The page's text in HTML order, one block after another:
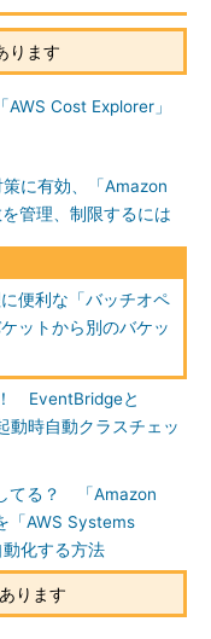
ります
Cost Explorer」
に有効、「Amazon
管理、制限するには
便利な「バッチオペ
ットから別のバケッ
EventBridgeと
動時自動クラスチェッ
てる？ 「Amazon
「AWS Systems
化する方法
ります